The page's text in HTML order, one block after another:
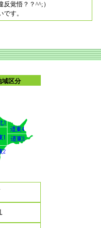
域区分
反覚悟？？^^;）
す。